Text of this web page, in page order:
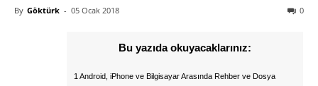
By Göktürk - 05 Ocak 2018 0
Bu yazıda okuyacaklarınız:
1 Android, iPhone ve Bilgisayar Arasında Rehber ve Dosya